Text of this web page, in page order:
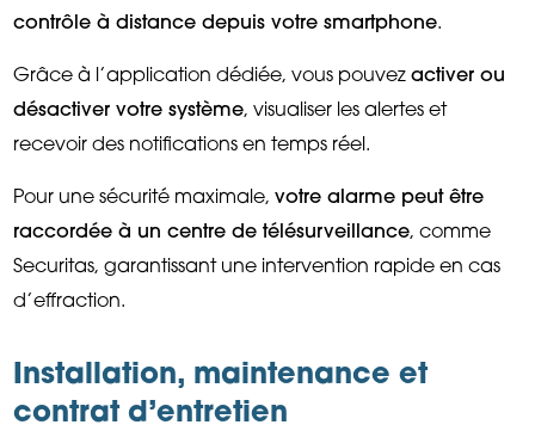
contrôle à distance depuis votre smartphone.
Grâce à l’application dédiée, vous pouvezactiver ou
désactiver votre système, visualiser les alertes et
recevoir des notifications en temps réel.
Pour une sécurité maximale,votre alarme peut être
raccordée à un centre de télésurveillance, comme
Securitas, garantissant une intervention rapide en cas
d’effraction.
Installation, maintenance et
contrat d’entretien